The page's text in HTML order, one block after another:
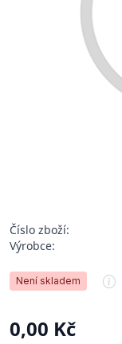
Číslo zboží:
Výrobce:
Není skladem
0,00 Kč